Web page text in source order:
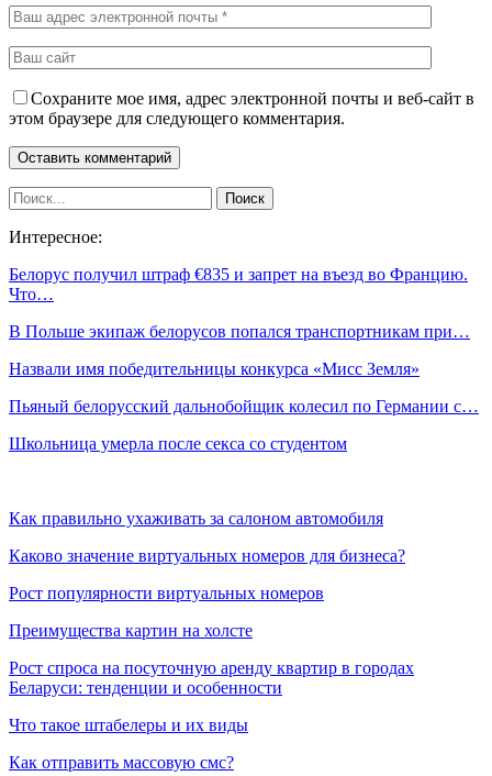
Сохраните мое имя, адрес электронной почты и веб-сайт в
этом браузере для следующего комментария.
Интересное:
Белорус получил штраф €835 и запрет на въезд во Францию.
Что…
В Польше экипаж белорусов попался транспортникам при…
Назвали имя победительницы конкурса «Мисс Земля»
Пьяный белорусский дальнобойщик колесил по Германии с…
Школьница умерла после секса со студентом
Как правильно ухаживать за салоном автомобиля
Каково значение виртуальных номеров для бизнеса?
Рост популярности виртуальных номеров
Преимущества картин на холсте
Рост спроса на посуточную аренду квартир в городах
Беларуси: тенденции и особенности
Что такое штабелеры и их виды
Как отправить массовую смс?